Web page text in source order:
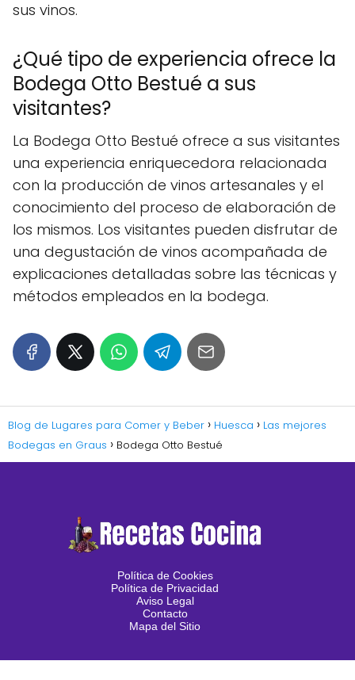
sus vinos.
¿Qué tipo de experiencia ofrece la
Bodega Otto Bestué a sus
visitantes?
La Bodega Otto Bestué ofrece a sus visitantes
una experiencia enriquecedora relacionada
con la producción de vinos artesanales y el
conocimiento del proceso de elaboración de
los mismos. Los visitantes pueden disfrutar de
una degustación de vinos acompañada de
explicaciones detalladas sobre las técnicas y
métodos empleados en la bodega.
Blog de Lugares para Comer y Beber Huesca
Las mejores
Bodegas en Graus
Bodega Otto Bestué
Política de Cookies
Política de Privacidad
Aviso Legal
Contacto
Mapa del Sitio